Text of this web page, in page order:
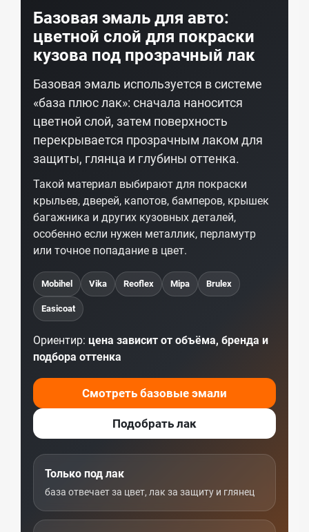
Базовая эмаль для авто:
цветной слой для покраски
кузова под прозрачный лак
Базовая эмаль используется в системе
«база плюс лак»: сначала наносится
цветной слой, затем поверхность
перекрывается прозрачным лаком для
защиты, глянца и глубины оттенка.
Такой материал выбирают для покраски
крыльев, дверей, капотов, бамперов, крышек
багажника и других кузовных деталей,
особенно если нужен металлик, перламутр
или точное попадание в цвет.
Mobihel Vika Reoflex Mipa Brulex
Easicoat
Ориентир: цена зависит от объёма, бренда и
подбора оттенка
Смотреть базовые эмали
Подобрать лак
Только под лак
база отвечает за цвет, лак за защиту и глянец